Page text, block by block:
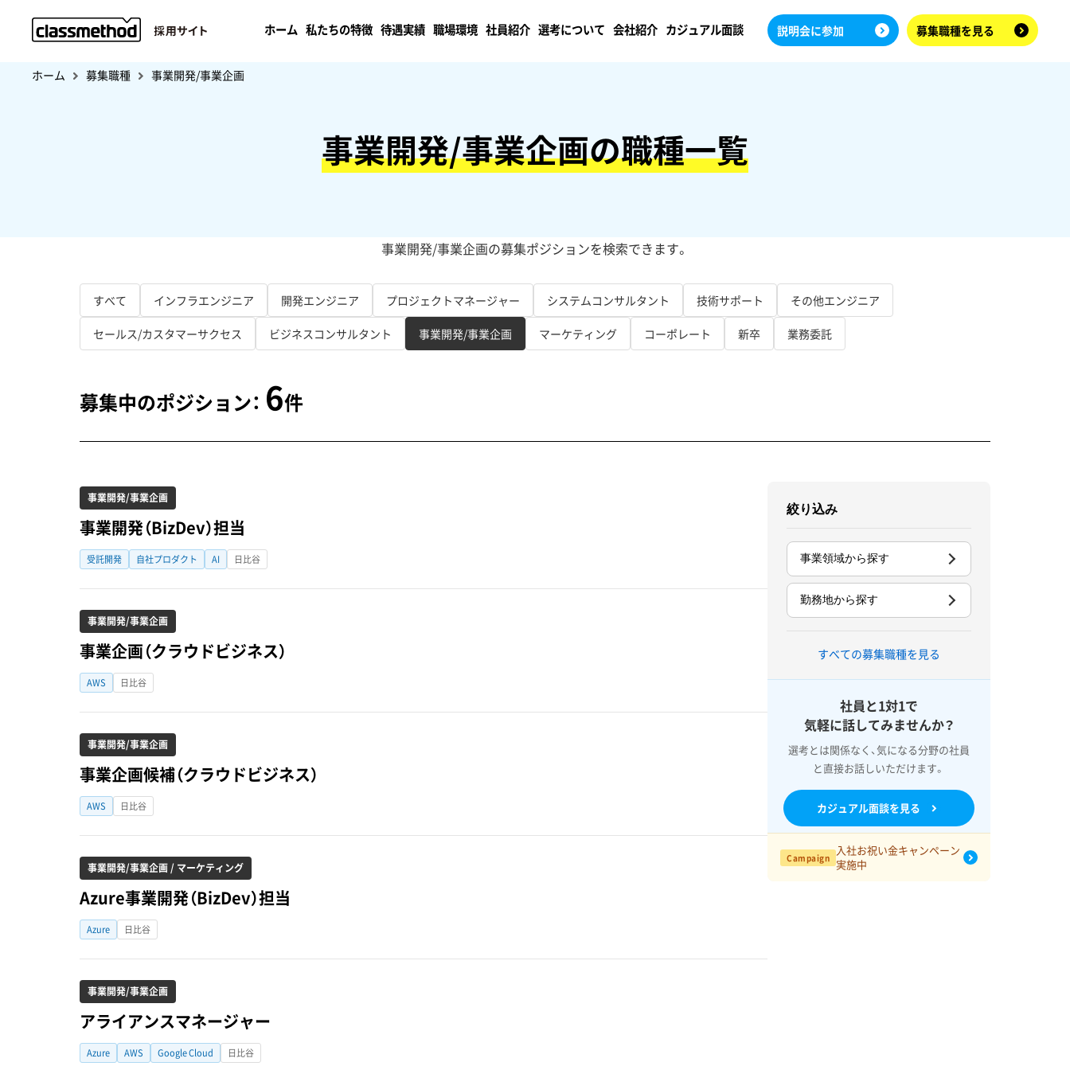
ホーム 私たちの特徴 待遇実績 職場環境 社員紹介 選考について 会社紹介 カジュアル面談 説明会に参加 募集職種を見る
ホーム 募集職種 事業開発/事業企画
事業開発/事業企画の職種一覧
事業開発/事業企画の募集ポジションを検索できます。
すべて インフラエンジニア 開発エンジニア プロジェクトマネージャー システムコンサルタント 技術サポート その他エンジニア
セールス/カスタマーサクセス ビジネスコンサルタント 事業開発/事業企画 マーケティング コーポレート 新卒 業務委託
募集中のポジション： 6件
事業開発/事業企画
事業開発（BizDev）担当
受託開発 自社プロダクト AI 日比谷
事業開発/事業企画
事業企画（クラウドビジネス）
AWS 日比谷
事業開発/事業企画
事業企画候補（クラウドビジネス）
AWS 日比谷
事業開発/事業企画 / マーケティング
Azure事業開発（BizDev）担当
Azure 日比谷
事業開発/事業企画
アライアンスマネージャー
Azure AWS Google Cloud 日比谷
絞り込み
事業領域から探す
勤務地から探す
すべての募集職種を見る
社員と1対1で
気軽に話してみませんか？
選考とは関係なく、気になる分野の社員
と直接お話しいただけます。
カジュアル面談を見る
Campaign
入社お祝い金キャンペーン
実施中